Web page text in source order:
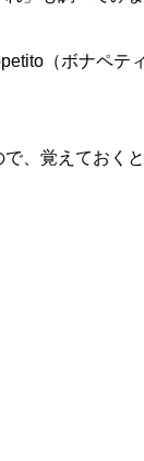
（ボナペ
、覚えておく